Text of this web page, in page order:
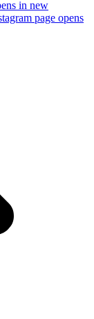
in new
page opens